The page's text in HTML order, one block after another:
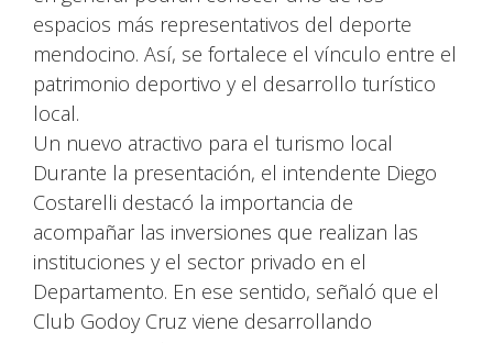
espacios más representativos del deporte
mendocino. Así, se fortalece el vínculo entre el
patrimonio deportivo y el desarrollo turístico
local.
Un nuevo atractivo para el turismo local
Durante la presentación, el intendente Diego
Costarelli destacó la importancia de
acompañar las inversiones que realizan las
instituciones y el sector privado en el
Departamento. En ese sentido, señaló que el
Club Godoy Cruz viene desarrollando